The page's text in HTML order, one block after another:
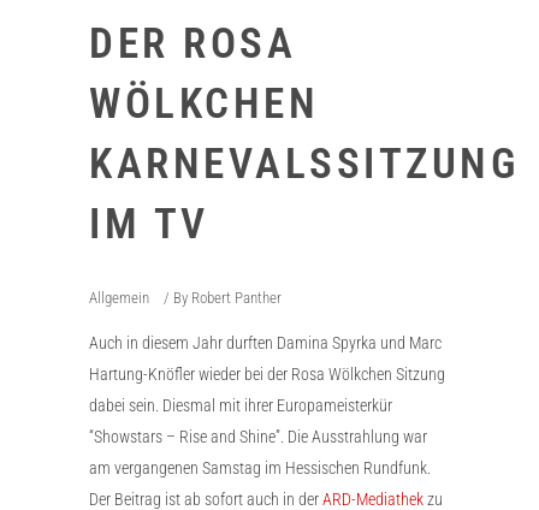
DER ROSA
WÖLKCHEN
KARNEVALSSITZUNG
IM TV
Allgemein By Robert Panther
Auch in diesem Jahr durften Damina Spyrka und Marc
Hartung-Knöfler wieder bei der Rosa Wölkchen Sitzung
dabei sein. Diesmal mit ihrer Europameisterkür
“Showstars – Rise and Shine”. Die Ausstrahlung war
am vergangenen Samstag im Hessischen Rundfunk.
Der Beitrag ist ab sofort auch in derARD-Mediathekzu